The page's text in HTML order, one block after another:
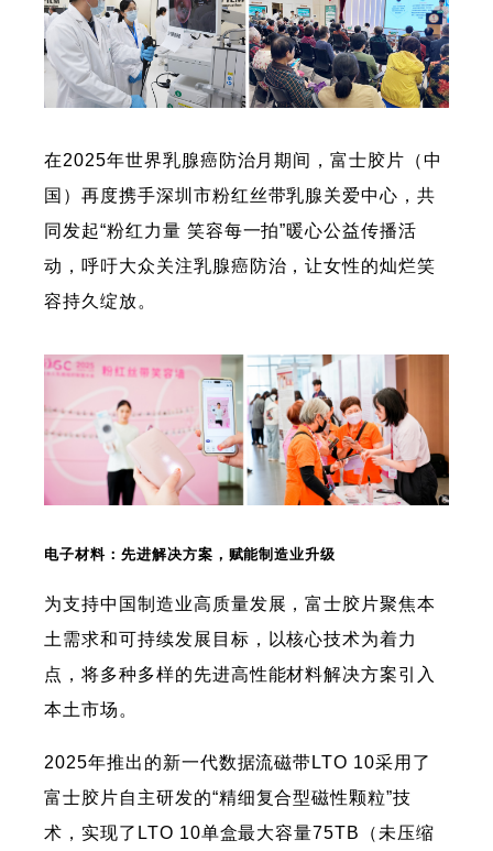
在2025年世界乳腺癌防治月期间，富士胶片（中
国）再度携手深圳市粉红丝带乳腺关爱中心，共
同发起“粉红力量 笑容每一拍”暖心公益传播活
动，呼吁大众关注乳腺癌防治，让女性的灿烂笑
容持久绽放。
电子材料：先进解决方案，赋能制造业升级
为支持中国制造业高质量发展，富士胶片聚焦本
土需求和可持续发展目标，以核心技术为着力
点，将多种多样的先进高性能材料解决方案引入
本土市场。
2025年推出的新一代数据流磁带LTO 10采用了
富士胶片自主研发的“精细复合型磁性颗粒”技
术，实现了LTO 10单盒最大容量75TB（未压缩